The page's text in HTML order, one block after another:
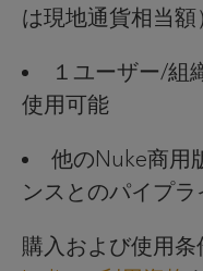
は現地通貨相当額
１ユーザー/組
使用可能
他のNuke商用
ンスとのパイプ
購入および使用条